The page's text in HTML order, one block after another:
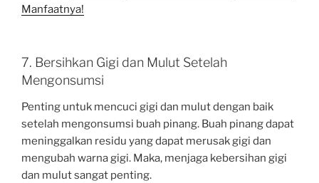
Manfaatnya!
7. Bersihkan Gigi dan Mulut Setelah
Mengonsumsi
Penting untuk mencuci gigi dan mulut dengan baik
setelah mengonsumsi buah pinang. Buah pinang dapat
meninggalkan residu yang dapat merusak gigi dan
mengubah warna gigi. Maka, menjaga kebersihan gigi
dan mulut sangat penting.